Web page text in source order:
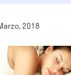
2018